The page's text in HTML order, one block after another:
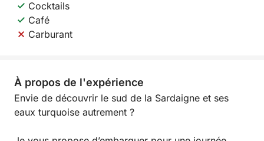
Cocktails
Café
Carburant
À propos de l'expérience
Envie de découvrir le sud de la Sardaigne et ses
eaux turquoise autrement ?